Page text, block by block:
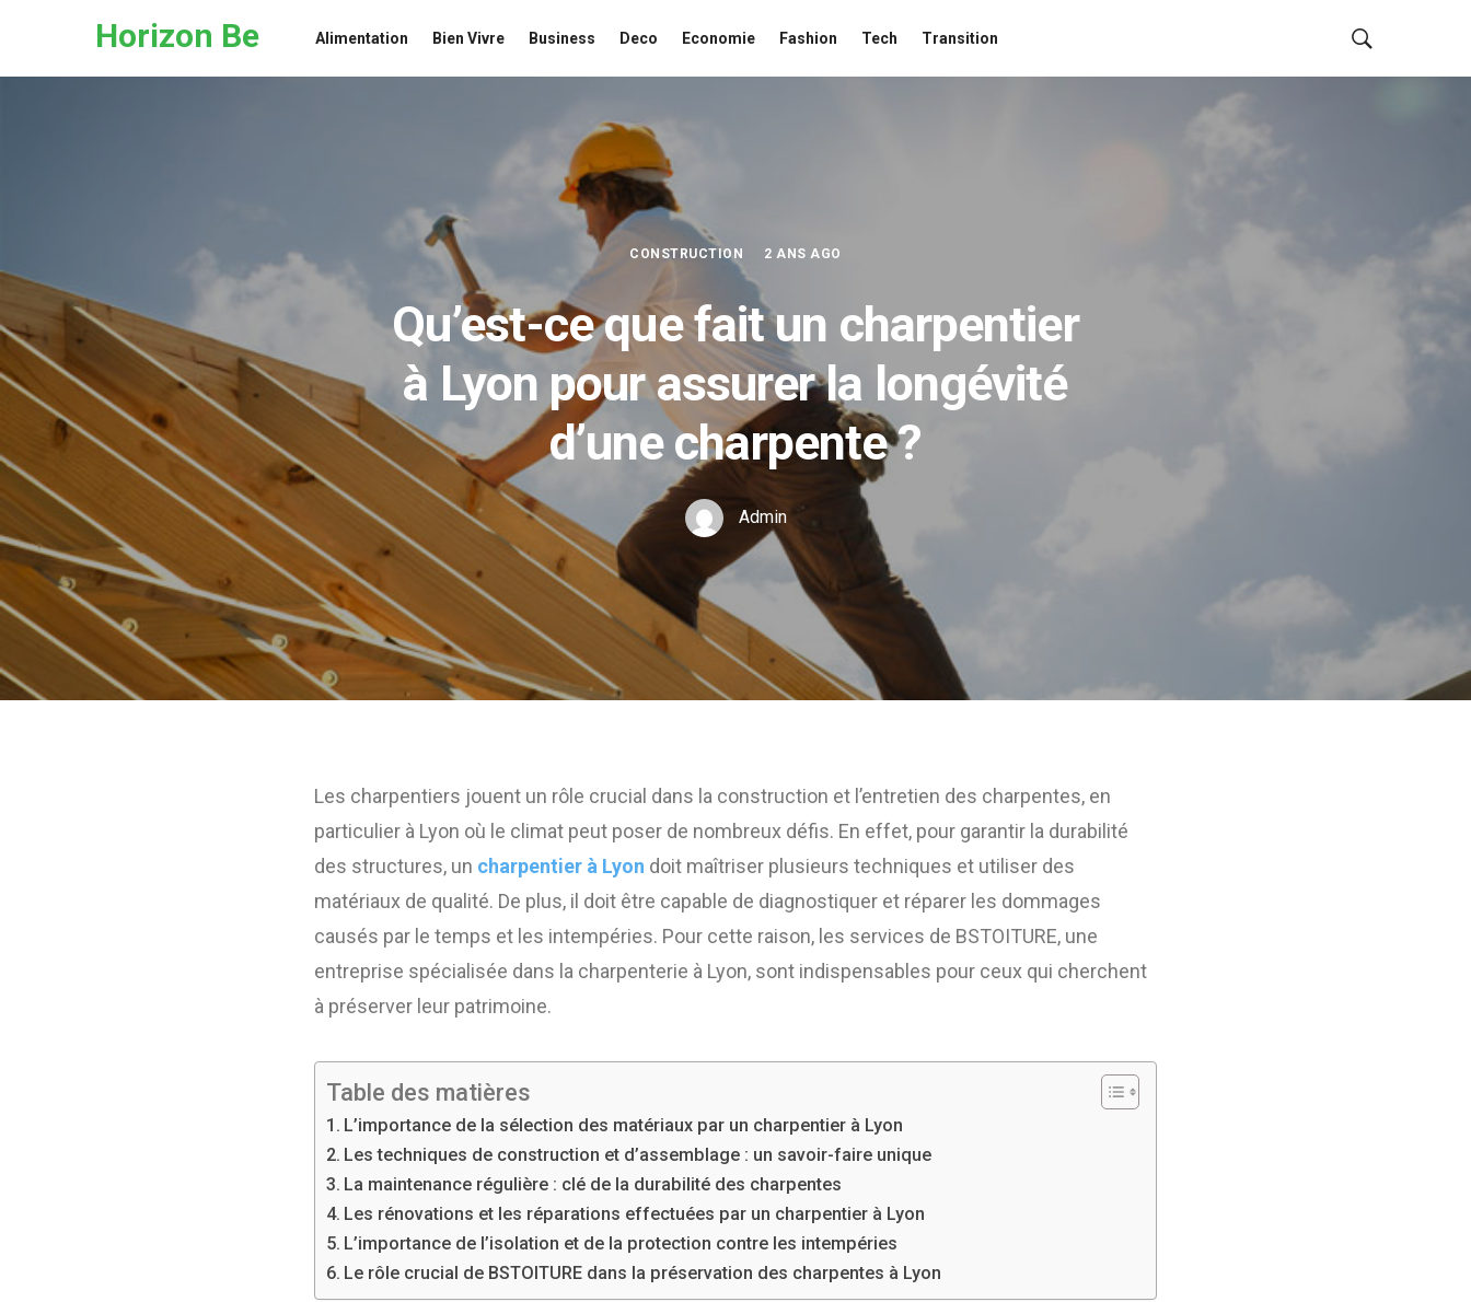
Horizon Be Alimentation Bien Vivre Business Deco Economie Fashion Tech Transition
CONSTRUCTION 2 ANS AGO
Qu’est-ce que fait un charpentier
à Lyon pour assurer la longévité
d’une charpente ?
Admin
Les charpentiers jouent un rôle crucial dans la construction et l’entretien des charpentes, en
particulier à Lyon où le climat peut poser de nombreux défis. En effet, pour garantir la durabilité
des structures, un charpentier à Lyon doit maîtriser plusieurs techniques et utiliser des
matériaux de qualité. De plus, il doit être capable de diagnostiquer et réparer les dommages
causés par le temps et les intempéries. Pour cette raison, les services de BSTOITURE, une
entreprise spécialisée dans la charpenterie à Lyon, sont indispensables pour ceux qui cherchent
à préserver leur patrimoine.
Table des matières
L’importance de la sélection des matériaux par un charpentier à Lyon
Les techniques de construction et d’assemblage : un savoir-faire unique
La maintenance régulière : clé de la durabilité des charpentes
Les rénovations et les réparations effectuées par un charpentier à Lyon
L’importance de l’isolation et de la protection contre les intempéries
Le rôle crucial de BSTOITURE dans la préservation des charpentes à Lyon